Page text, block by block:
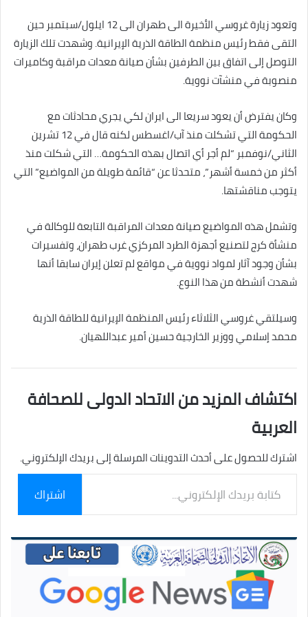
وتعود زيارة غروسي الأخيرة الى طهران الى 12 ايلول/سبتمبر حين
التقى فقط رئيس منظمة الطاقة الذرية الإيرانية. وشهدت تلك الزيارة
التوصل إلى اتفاق بين الطرفين بشأن صيانة معدات مراقبة وكاميرات
منصوبة في منشآت نووية.
وكان يفترض أن يعود سريعا الى ايران لكي يجري محادثات مع
الحكومة التي تشكلت منذ آب/اغسطس لكنه قال في 12 تشرين
الثاني/نوفمبر “لم أجر أي اتصال بهذه الحكومة… التي شكلت منذ
أكثر من خمسة أشهر”، متحدثا عن “قائمة طويلة من المواضيع” التي
يتوجب مناقشتها.
وتشمل هذه المواضيع صيانة معدات المراقبة التابعة للوكالة في
منشأة كرج لتصنيع أجهزة الطرد المركزي غرب طهران، وتفسيرات
بشأن وجود آثار لمواد نووية في مواقع لم تعلن إيران سابقا أنها
شهدت أنشطة من هذا النوع.
وسيلتقي غروسي الثلاثاء رئيس المنظمة الإيرانية للطاقة الذرية
محمد إسلامي ووزير الخارجية حسين أمير عبداللهيان.
اكتشاف المزيد من الاتحاد الدولى للصحافة
العربية
اشترك للحصول على أحدث التدوينات المرسلة إلى بريدك الإلكتروني.
بريدك
الإلكتروني...
اشتراك